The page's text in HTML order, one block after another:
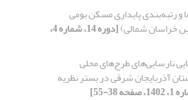
و رتبه‌بندی پایداری مسکن بومی
خراسان شمالی) [دوره 14، شماره 4،
نارسایی‌های طرح‌های محلی
آذربایجان شرقی در بستر نظریه